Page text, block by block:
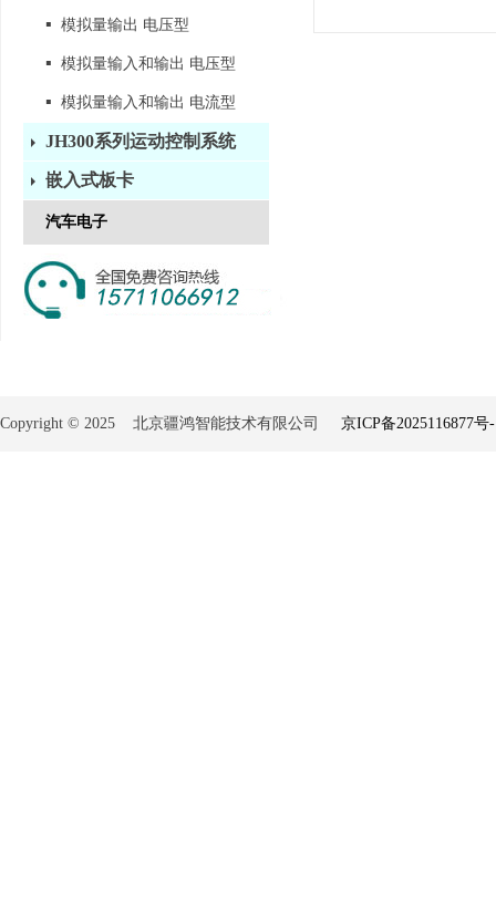
▪ 模拟量输出 电压型
▪ 模拟量输入和输出 电压型
▪ 模拟量输入和输出 电流型
JH300系列运动控制系统
嵌入式板卡
汽车电子
Copyright © 2025 北京疆鸿智能技术有限公司 京ICP备2025116877号